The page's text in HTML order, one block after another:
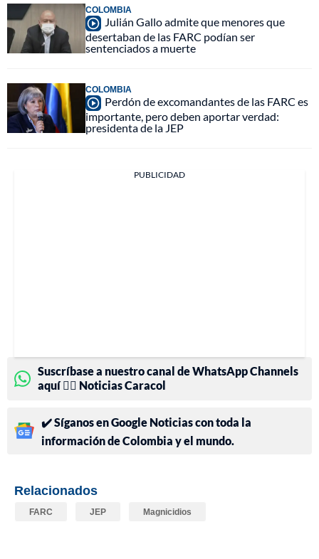
COLOMBIA
Julián Gallo admite que menores que
desertaban de las FARC podían ser
sentenciados a muerte
COLOMBIA
Perdón de excomandantes de las FARC es
importante, pero deben aportar verdad:
presidenta de la JEP
PUBLICIDAD
Suscríbase a nuestro canal de WhatsApp Channels
aquí 👉🏻 Noticias Caracol
✔️ Síganos en Google Noticias con toda la
información de Colombia y el mundo.
Relacionados
FARC JEP Magnicidios